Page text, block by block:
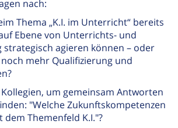
nach:
Thema „K.I. im Unterricht“ bereits
Ebene von Unterrichts- und
strategisch agieren können – oder
mehr Qualifizierung und
um gemeinsam Antworten
"Welche Zukunftskompetenzen
Themenfeld K.I."?